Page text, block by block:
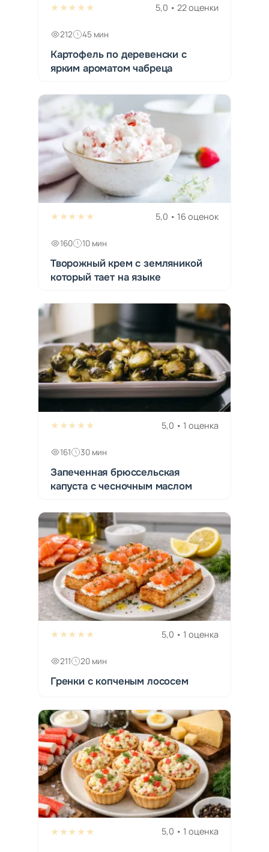
★★★★★ 5,0 • 22 оценки
212 45 мин
Картофель по деревенски с
ярким ароматом чабреца
★★★★★ 5,0 • 16 оценок
160 10 мин
Творожный крем с земляникой
который тает на языке
★★★★★ 5,0 • 1 оценка
161 30 мин
Запеченная брюссельская
капуста с чесночным маслом
★★★★★ 5,0 • 1 оценка
211 20 мин
Гренки с копченым лососем
★★★★★ 5,0 • 1 оценка